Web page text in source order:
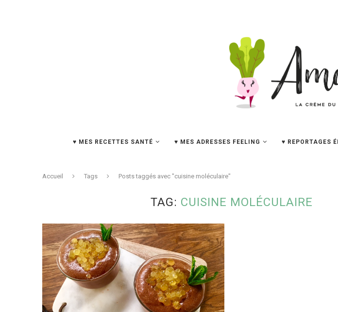
♥ MES RECETTES SANTÉ ♥ MES ADRESSES FEELING ♥ REPORTAGES
Accueil Tags Posts taggés avec "cuisine moléculaire"
TAG: CUISINE MOLÉCULAIRE